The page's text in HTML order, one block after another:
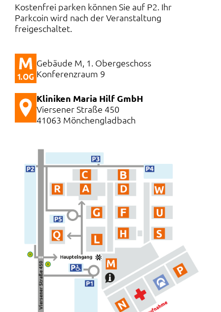
Kostenfrei parken können Sie auf P2. Ihr
Parkcoin wird nach der Veranstaltung
freigeschaltet.
Gebäude M, 1. Obergeschoss
Konferenzraum 9
Kliniken Maria Hilf GmbH
Viersener Straße 450
41063 Mönchengladbach